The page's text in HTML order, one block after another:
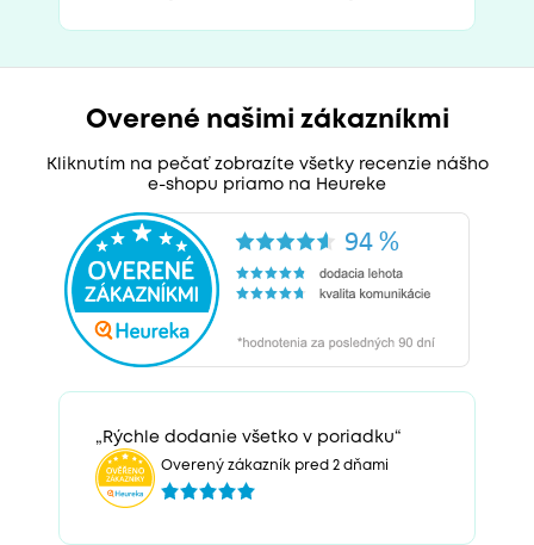
Overené našimi zákazníkmi
Kliknutím na pečať zobrazíte všetky recenzie nášho
e-shopu priamo na Heureke
„Rýchle dodanie všetko v poriadku“
Overený zákazník pred 2 dňami